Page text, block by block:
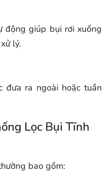
động giúp bụi rơi xuống
lý.
đưa ra ngoài hoặc tuần
Lọc Bụi Tĩnh
bao gồm: